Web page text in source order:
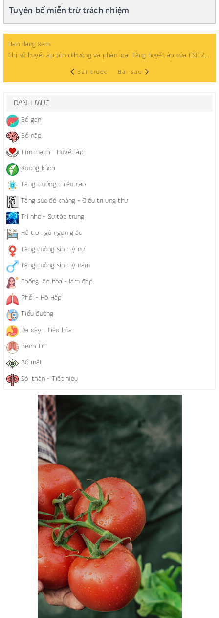
Tuyên bố miễn trừ trách nhiệm
Bạn đang xem:
Bài trước Bài sau
DANH MỤC
Bổ gan
Bổ não
Tim mạch - Huyết áp
Xương khớp
Tăng trưởng chiều cao
Tăng sức đề kháng - Điều trị ung thư
Trí nhớ - Sự tập trung
Hỗ trợ ngủ ngon giấc
Tăng cường sinh lý nữ
Tăng cường sinh lý nam
Chống lão hóa - làm đẹp
Phổi - Hô Hấp
Tiểu đường
Dạ dày - tiêu hóa
Bệnh Trĩ
Bổ mắt
Sỏi thận - Tiết niệu